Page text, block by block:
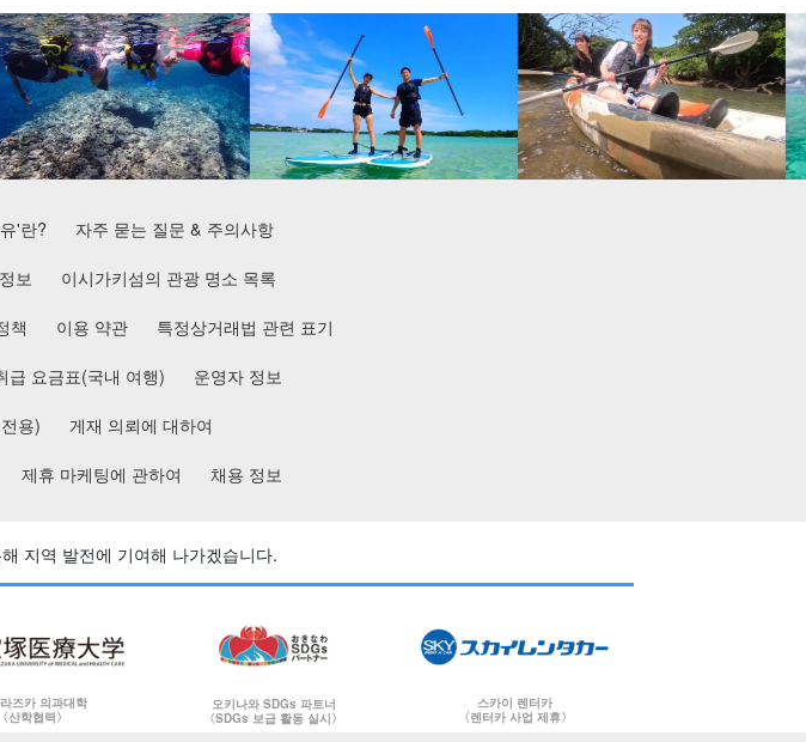
'란?
자주 묻는 질문 & 주의사항
보
이시가키섬의 관광 명소 목록
책 이용 약관
특정상거래법 관련 표기
급 요금표(국내 여행)
운영자 정보
용)
게재 의뢰에 대하여
제휴 마케팅에 관하여 채용 정보
지역 발전에 기여해 나가겠습니다.
즈카 의과대학
〈산학협력〉
오키나와 SDGs 파트너
〈SDGs 보급 활동 실시〉
스카이 렌터카
〈렌터카 사업 제휴〉